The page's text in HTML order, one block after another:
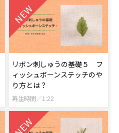
リボン刺しゅうの基礎５ フ
ィッシュボーンステッチのや
り方とは？
再生時間／1:22